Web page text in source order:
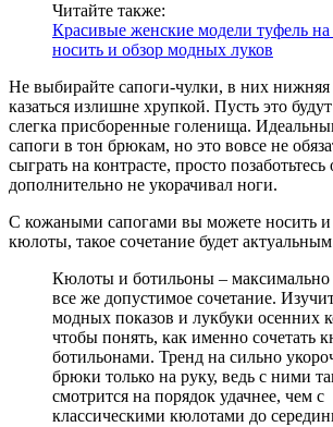
Читайте также:
Красивые женские модели туфель на
носить и обзор модных луков
Не выбирайте сапоги-чулки, в них нижняя
казаться излишне хрупкой. Пусть это
слегка присборенные голенища.
сапоги в тон брюкам, но это вовсе не
сыграть на контрасте, просто
дополнительно не укорачивал ноги.
С кожаными сапогами вы можете носить
кюлоты, такое сочетание будет
Кюлоты и ботильоны – максимально
все же допустимое сочетание.
модных показов и лукбуки осенних
чтобы понять, как именно сочетать
ботильонами. Тренд на сильно
брюки только на руку, ведь с ними
смотрится на порядок удачнее, чем с
классическими кюлотами до